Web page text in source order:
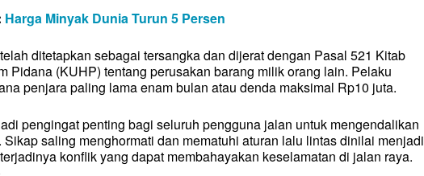
PENDIDIKAN
TEKNOLOGI
OPINI/ESAI
INVESTIGASI
GAYA HIDUP
PARIWISATA
TEKNOLOGI
OPINI/ESAI
ARTIKEL/FEATURE
INVESTIGASI
GAYA HIDUP
OLAHRAGA
Harga Minyak Dunia Turun 5 Persen
ditetapkan sebagai tersangka dan dijerat dengan Pasal 521 Kitab
Pidana (KUHP) tentang perusakan barang milik orang lain. Pelaku
penjara paling lama enam bulan atau denda maksimal Rp10 juta.
pengingat penting bagi seluruh pengguna jalan untuk mengendalikan
saling menghormati dan mematuhi aturan lalu lintas dinilai menjadi
konflik yang dapat membahayakan keselamatan di jalan raya.